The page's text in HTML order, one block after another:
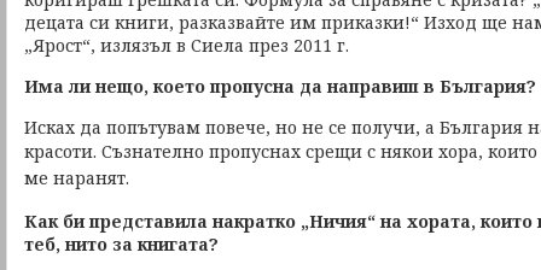
децата си книги, разказвайте им приказки!“ Изход ще
„Ярост“, излязъл в Сиела през 2011 г.
Има ли нещо, което пропусна да направиш в България?
Исках да попътувам повече, но не се получи, а България
красоти. Съзнателно пропуснах срещи с някои хора,
ме наранят.
Как би представила накратко „Ничия“ на хората, които
теб, нито за книгата?